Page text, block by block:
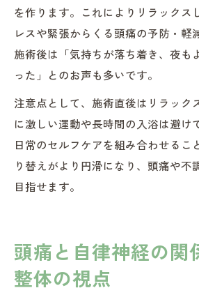
を作ります。これによりリラックス
レスや緊張からくる頭痛の予防・軽
施術後は「気持ちが落ち着き、夜も
った」とのお声も多いです。
注意点として、施術直後はリラック
に激しい運動や長時間の入浴は避け
日常のセルフケアを組み合わせるこ
り替えがより円滑になり、頭痛や不
目指せます。
頭痛と自律神経の関
整体の視点